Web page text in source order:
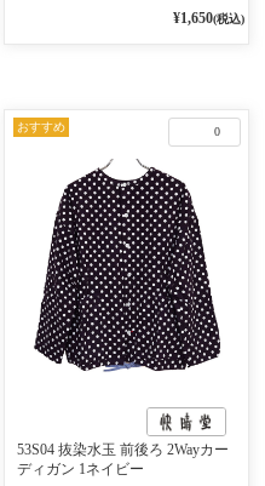
¥1,650(税込)
0
おすすめ
53S04 抜染水玉 前後ろ 2Wayカー
ディガン 1ネイビー